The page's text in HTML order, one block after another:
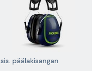
sis. päälakisangan